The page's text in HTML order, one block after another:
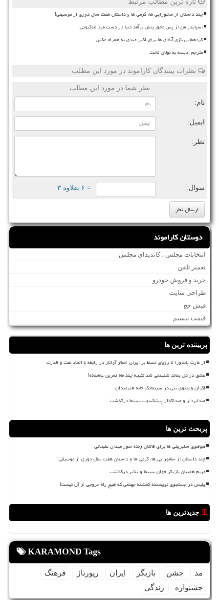
تازه ترین مطالب مرتبط
چند داستان از سامورایی ها، گرمی ها و داستان هفت سال دوری از موسیقی!
اسپایدر من از پس ماموریتش برآمد دنیا در دست مرد عنکبوتی
گردهمایی نازی آبادی ها برای اکبر عبدی به همراه عکس
مترجم ادیسه به نولان تاخت
نظرات بینندگان کاراموند در مورد این مطلب
نظر شما در مورد این مطلب
نام:
ایمیل:
نظر:
سوال: = ۶ بعلاوه ۳
دوستان کاراموند
انتخابات مجلس ، کاندیدای مجلس
تعمیر تلفن
خرید و فروش خودرو
طراحی سایت
فیش حج
قیمت بیسیم
پربیننده ترین ها
از غارت پاندورا تا رؤیای تسلط بر ایران اخطار آواتار در رابطه با اتحاد نفت و قدرت
عشق در دل بماند شنیدنی شد نتیجه چند ماه تمرین عاشقانه!
اکران ویدئوی بنی در سینماتک خانه هنرمندان
صدابردار و صداگذار پیشکسوت سینما درگذشت
پربحث ترین ها
هیاهوی سلبریتی ها برای قاتلان زنده سوز میدان علیخانی
چند داستان از سامورایی ها، گرمی ها و داستان هفت سال دوری از موسیقی!
مریم همتیان بازیگر جوان سینما و تئاتر درگذشت
پلیس در جستجوی نویسنده گمشده جهنمی که هیچ راه خروجی از آن نیست!
جدیدترین ها
KARAMOND Tags
مد جشن بازیگر ایران رپورتاژ
فرهنگ
جشنواره
زندگی